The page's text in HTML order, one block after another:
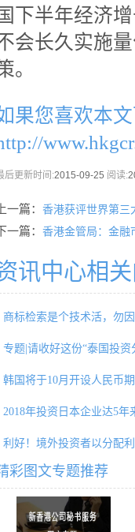
国下半年经济
会长久实施
。
果您喜欢本
后更新时间:2015-09-25 阅读:
上一篇： 香港获评世界第三
一篇： 香港金管局：金融
讯中心相
商标检索是个技术活，勿
专题|请收好这份“泰国投资
韩国将于10月开设人民币
2018年投资日本企业达5年
利好！境外投资者以分配
彩图文专题推荐